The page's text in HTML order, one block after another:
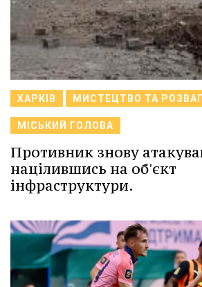
ХАРКІВ МИСТЕЦТВО ТА
МІСЬКИЙ ГОЛОВА
Противник знову
націлившись на об'єкт
інфраструктури.